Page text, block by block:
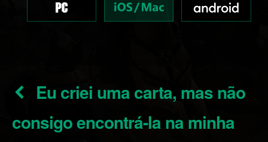
Eu criei uma carta, mas não
consigo encontrá-la na minha